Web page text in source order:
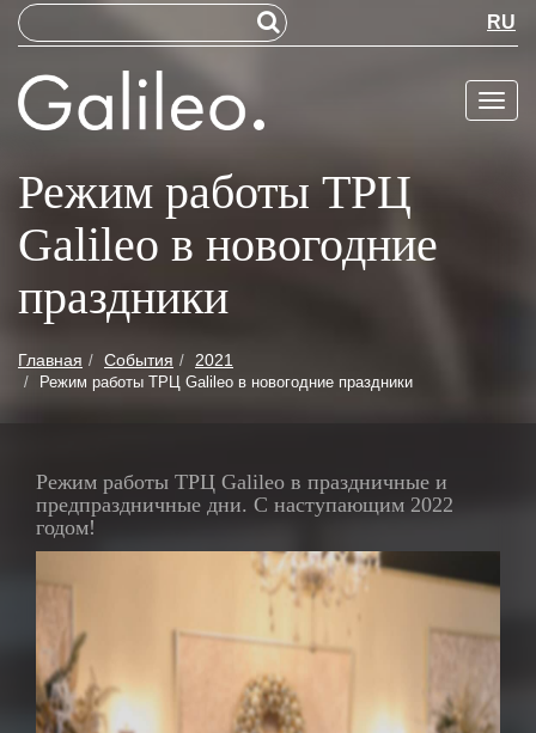
RU
Меню
Режим работы ТРЦ
Galileo в новогодние
праздники
Главная События 2021
Режим работы ТРЦ Galileo в новогодние праздники
Режим работы ТРЦ Galileo в праздничные и
предпраздничные дни. С наступающим 2022
годом!